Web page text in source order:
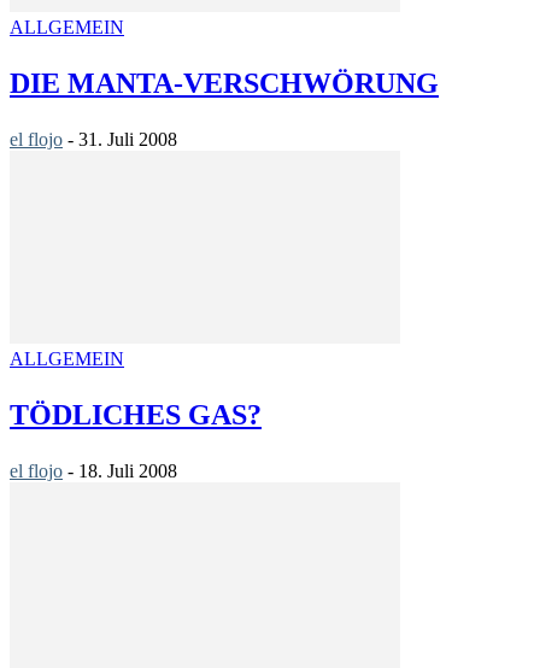
ALLGEMEIN
DIE MANTA-VERSCHWÖRUNG
el flojo - 31. Juli 2008
ALLGEMEIN
TÖDLICHES GAS?
el flojo - 18. Juli 2008